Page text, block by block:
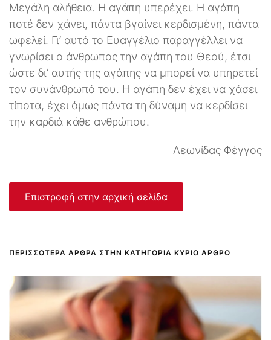
Μεγάλη αλήθεια. Η αγάπη υπερέχει. Η αγάπη
ποτέ δεν χάνει, πάντα βγαίνει κερδισμένη, πάντα
ωφελεί. Γι’ αυτό το Ευαγγέλιο παραγγέλλει να
γνωρίσει ο άνθρωπος την αγάπη του Θεού, έτσι
ώστε δι’ αυτής της αγάπης να μπορεί να υπηρετεί
τον συνάνθρωπό του. Η αγάπη δεν έχει να χάσει
τίποτα, έχει όμως πάντα τη δύναμη να κερδίσει
την καρδιά κάθε ανθρώπου.
Λεωνίδας Φέγγος
Επιστροφή στην αρχική σελίδα
ΠΕΡΙΣΣΌΤΕΡΑ ΆΡΘΡΑ ΣΤΗΝ ΚΑΤΗΓΟΡΊΑ ΚΎΡΙΟ ΆΡΘΡΟ